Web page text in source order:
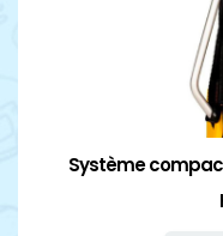
Système